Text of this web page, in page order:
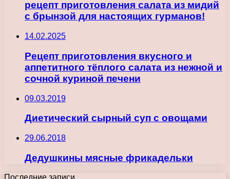
рецепт приготовления салата из мидий
с брынзой для настоящих гурманов!
14.02.2025
Рецепт приготовления вкусного и
аппетитного тёплого салата из нежной и
сочной куриной печени
09.03.2019
Диетический сырный суп с овощами
29.06.2018
Дедушкины мясные фрикадельки